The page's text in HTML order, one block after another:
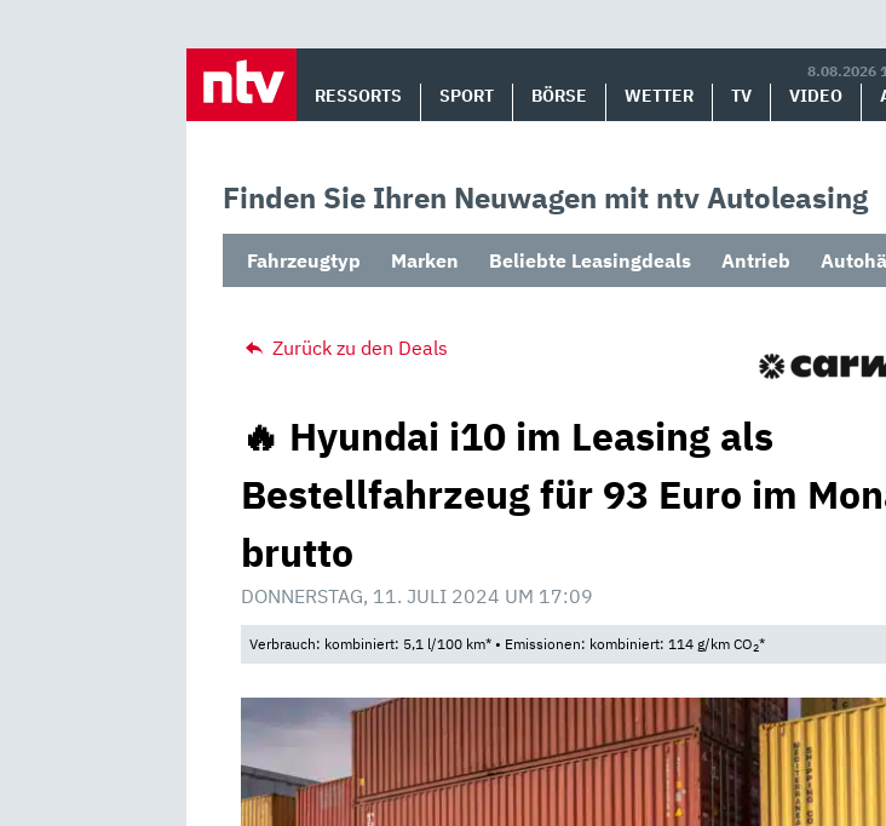
8.08.2026
RESSORTS SPORT BÖRSE WETTER TV VIDEO
Finden Sie Ihren Neuwagen mit ntv Autoleasing
Fahrzeugtyp Marken Beliebte Leasingdeals Antrieb
Zurück zu den Deals
🔥 Hyundai i10 im Leasing als
Bestellfahrzeug für 93 Euro im
brutto
DONNERSTAG, 11. JULI 2024 UM 17:09
Verbrauch: kombiniert: 5,1 l/100 km* • Emissionen: kombiniert: 114 g/km CO2*